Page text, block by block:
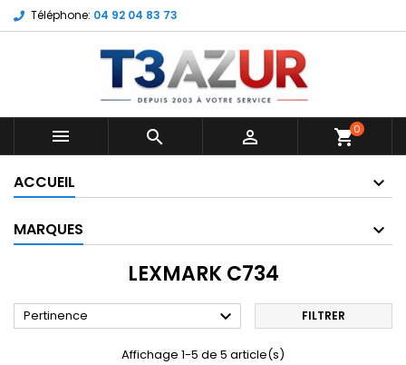
Téléphone: 04 92 04 83 73
   shopping_cart0
ACCUEIL
MARQUES
LEXMARK C734
Pertinence  FILTRER
Affichage 1-5 de 5 article(s)